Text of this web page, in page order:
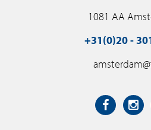
1081 AA
+31(0)20 -